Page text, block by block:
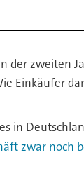
der zweiten
Einkäufer
in
zwar noch